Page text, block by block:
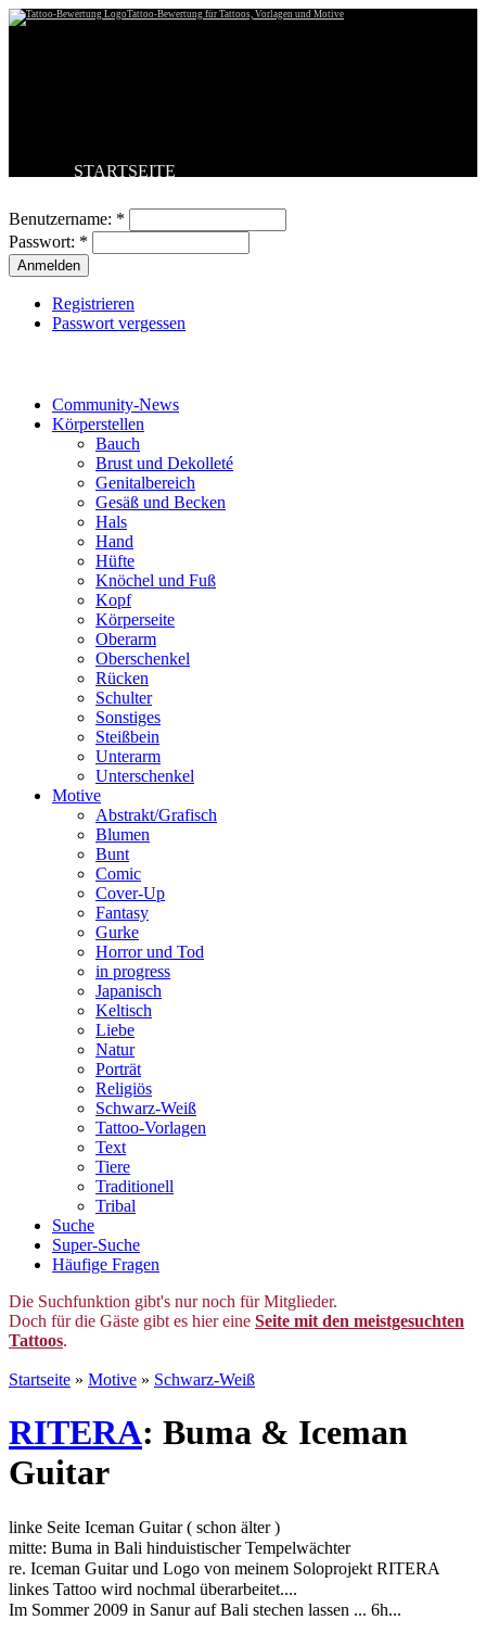
Tattoo-Bewertung für Tattoos, Vorlagen und Motive
STARTSEITE
BESTE TATTOOS
NEUESTE TATTOOS
KOMMENTARE
FORUM
Benutzername: *
Passwort: *
Registrieren
Passwort vergessen
Community-News
Körperstellen
Bauch
Brust und Dekolleté
Genitalbereich
Gesäß und Becken
Hals
Hand
Hüfte
Knöchel und Fuß
Kopf
Körperseite
Oberarm
Oberschenkel
Rücken
Schulter
Sonstiges
Steißbein
Unterarm
Unterschenkel
Motive
Abstrakt/Grafisch
Blumen
Bunt
Comic
Cover-Up
Fantasy
Gurke
Horror und Tod
in progress
Japanisch
Keltisch
Liebe
Natur
Porträt
Religiös
Schwarz-Weiß
Tattoo-Vorlagen
Text
Tiere
Traditionell
Tribal
Suche
Super-Suche
Häufige Fragen
Die Suchfunktion gibt's nur noch für Mitglieder.
Doch für die Gäste gibt es hier eine Seite mit den meistgesuchten
Tattoos.
Startseite » Motive » Schwarz-Weiß
RITERA: Buma & Iceman
Guitar
linke Seite Iceman Guitar ( schon älter )
mitte: Buma in Bali hinduistischer Tempelwächter
re. Iceman Guitar und Logo von meinem Soloprojekt RITERA
linkes Tattoo wird nochmal überarbeitet....
Im Sommer 2009 in Sanur auf Bali stechen lassen ... 6h...